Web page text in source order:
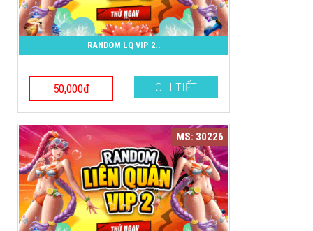
RANDOM LQ VIP 2..
50,000đ CHI TIẾT
MS: 30226